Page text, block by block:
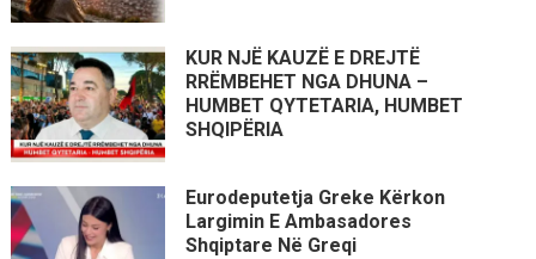
KUR NJË KAUZË E DREJTË
RRËMBEHET NGA DHUNA –
HUMBET QYTETARIA, HUMBET
SHQIPËRIA
Eurodeputetja Greke Kërkon
Largimin E Ambasadores
Shqiptare Në Greqi